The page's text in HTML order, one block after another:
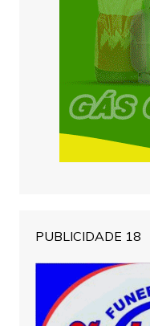
PUBLICIDADE 18